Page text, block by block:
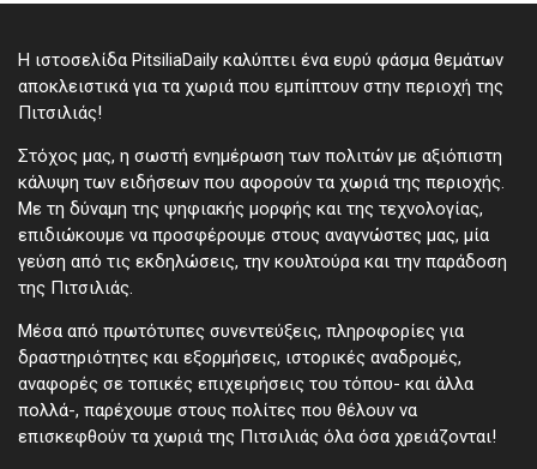
Η ιστοσελίδα PitsiliaDaily καλύπτει ένα ευρύ φάσμα θεμάτων
αποκλειστικά για τα χωριά που εμπίπτουν στην περιοχή της
Πιτσιλιάς!
Στόχος μας, η σωστή ενημέρωση των πολιτών με αξιόπιστη
κάλυψη των ειδήσεων που αφορούν τα χωριά της περιοχής.
Με τη δύναμη της ψηφιακής μορφής και της τεχνολογίας,
επιδιώκουμε να προσφέρουμε στους αναγνώστες μας, μία
γεύση από τις εκδηλώσεις, την κουλτούρα και την παράδοση
της Πιτσιλιάς.
Μέσα από πρωτότυπες συνεντεύξεις, πληροφορίες για
δραστηριότητες και εξορμήσεις, ιστορικές αναδρομές,
αναφορές σε τοπικές επιχειρήσεις του τόπου- και άλλα
πολλά-, παρέχουμε στους πολίτες που θέλουν να
επισκεφθούν τα χωριά της Πιτσιλιάς όλα όσα χρειάζονται!